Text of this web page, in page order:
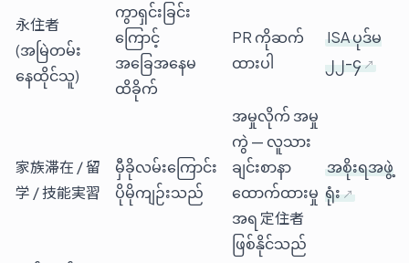
永住者
(အမြဲတမ်း
နေထိုင်သူ)
ကွာရှင်းခြင်း
ကြောင့်
အခြေအနေမ
ထိခိုက်
PR ကိုဆက်
ထားပါ
ISA ပုဒ်မ
၂၂-၄
家族滞在 / 留
学 / 技能実習
မှီခိုလမ်းကြောင်း
ပိုမိုကျဉ်းသည်
အမှုလိုက် အမှု
ကွဲ — လူသား
ချင်းစာနာ
ထောက်ထားမှု
အရ 定住者
ဖြစ်နိုင်သည်
အစိုးရအဖွဲ့
ရုံး